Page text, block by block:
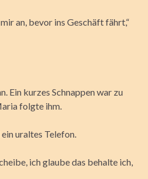
an, bevor ins Geschäft fährt,“
Ein kurzes Schnappen war zu
folgte ihm.
uraltes Telefon.
ich glaube das behalte ich,